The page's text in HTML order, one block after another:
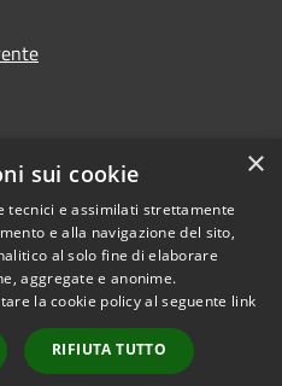
Copyright © 2026 • Comune di
Fogliano Redipuglia • Powered
byMunicipium
Accesso
redazione
×
sui cookie
tecnici e assimilati strettamente
e alla navigazione del sito,
al solo fine di elaborare
aggregate e anonime.
la cookie policy al seguente link
RIFIUTA TUTTO